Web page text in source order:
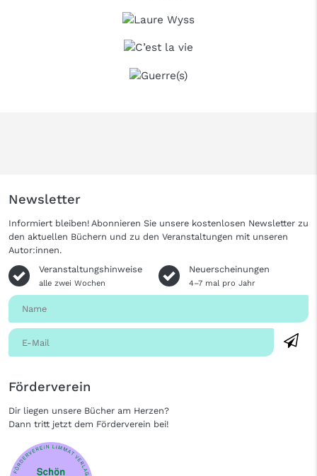
Newsletter
Informiert bleiben! Abonnieren Sie unsere kostenlosen Newsletter zu
den aktuellen Büchern und zu den Veranstaltungen mit unseren
Autor:innen.
Veranstaltungshinweise
alle zwei Wochen
Neuerscheinungen
4–7 mal pro Jahr
Förderverein
Dir liegen unsere Bücher am Herzen?
Dann tritt jetzt dem Förderverein bei!